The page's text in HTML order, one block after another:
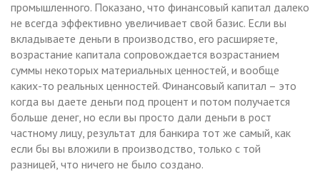
промышленного. Показано, что финансовый капитал далеко
не всегда эффективно увеличивает свой базис. Если вы
вкладываете деньги в производство, его расширяете,
возрастание капитала сопровождается возрастанием
суммы некоторых материальных ценностей, и вообще
каких-то реальных ценностей. Финансовый капитал – это
когда вы даете деньги под процент и потом получается
больше денег, но если вы просто дали деньги в рост
частному лицу, результат для банкира тот же самый, как
если бы вы вложили в производство, только с той
разницей, что ничего не было создано.